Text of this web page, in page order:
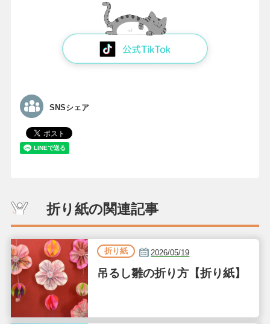
SNSシェア
折り紙の関連記事
折り紙 2026/05/19
吊るし雛の折り方【折り紙】